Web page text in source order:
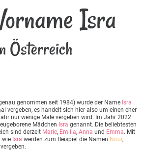
Isra
Österreich
genommen seit 1984) wurde der Name Isra
vergeben, es handelt sich hier also um einen eher
nur wenige Male vergeben wird. Im Jahr 2022
Mädchen Isra genannt. Die beliebtesten
sind derzeit Marie, Emilia, Anna und Emma. Mit
wie Isra werden zum Beispiel die Namen Nour,
vergeben.